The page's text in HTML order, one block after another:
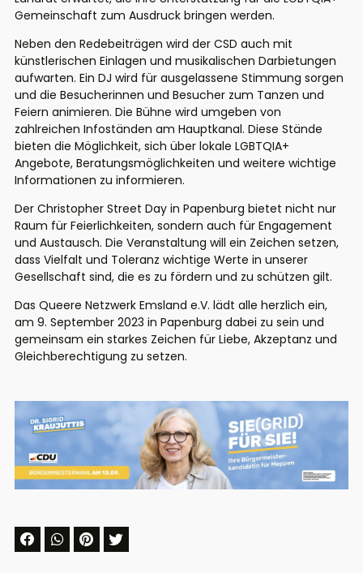
Gemeinschaft zum Ausdruck bringen werden.
Neben den Redebeiträgen wird der CSD auch mit
künstlerischen Einlagen und musikalischen Darbietungen
aufwarten. Ein DJ wird für ausgelassene Stimmung sorgen
und die Besucherinnen und Besucher zum Tanzen und
Feiern animieren. Die Bühne wird umgeben von
zahlreichen Infoständen am Hauptkanal. Diese Stände
bieten die Möglichkeit, sich über lokale LGBTQIA+
Angebote, Beratungsmöglichkeiten und weitere wichtige
Informationen zu informieren.
Der Christopher Street Day in Papenburg bietet nicht nur
Raum für Feierlichkeiten, sondern auch für Engagement
und Austausch. Die Veranstaltung will ein Zeichen setzen,
dass Vielfalt und Toleranz wichtige Werte in unserer
Gesellschaft sind, die es zu fördern und zu schützen gilt.
Das Queere Netzwerk Emsland e.V. lädt alle herzlich ein,
am 9. September 2023 in Papenburg dabei zu sein und
gemeinsam ein starkes Zeichen für Liebe, Akzeptanz und
Gleichberechtigung zu setzen.